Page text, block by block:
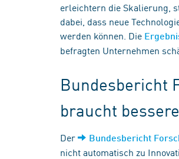
erleichtern die Skalierung,
dabei, dass neue
werden können. Die
befragten Unternehmen
Bundesbericht
braucht
Der Bundesbericht
nicht automatisch zu